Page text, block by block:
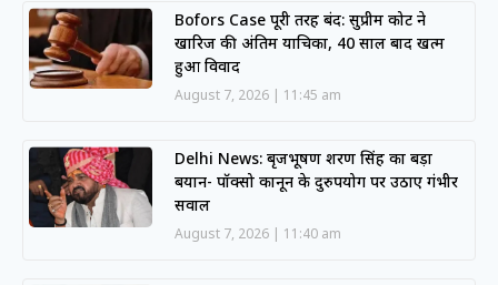
Bofors Case पूरी तरह बंद: सुप्रीम कोर्ट ने
खारिज की अंतिम याचिका, 40 साल बाद खत्म
हुआ विवाद
August 7, 2026 11:45 am
Delhi News: बृजभूषण शरण सिंह का बड़ा
बयान- पॉक्सो कानून के दुरुपयोग पर उठाए गंभीर
सवाल
August 7, 2026 11:40 am